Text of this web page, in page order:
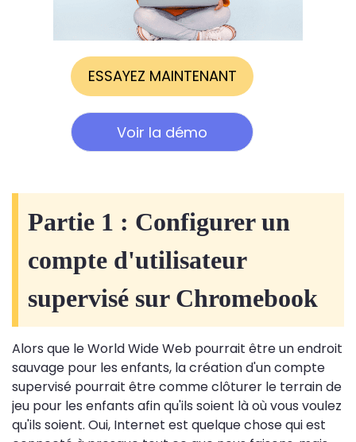
ESSAYEZ MAINTENANT
Voir la démo
Partie 1 : Configurer un
compte d'utilisateur
supervisé sur Chromebook
Alors que le World Wide Web pourrait être un endroit
sauvage pour les enfants, la création d'un compte
supervisé pourrait être comme clôturer le terrain de
jeu pour les enfants afin qu'ils soient là où vous voulez
qu'ils soient. Oui, Internet est quelque chose qui est